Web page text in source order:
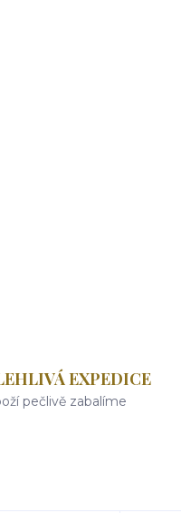
EXPEDICE
pečlivě zabalíme